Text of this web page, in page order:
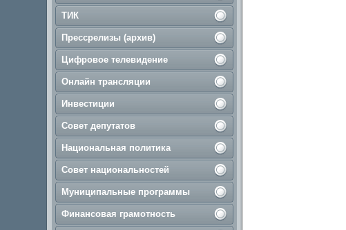
ТИК
Прессрелизы (архив)
Цифровое телевидение
Онлайн трансляции
Инвестиции
Совет депутатов
Национальная политика
Совет национальностей
Муниципальные программы
Финансовая грамотность